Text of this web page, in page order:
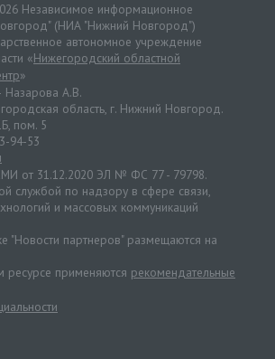
Независимое информационное
(НИА "Нижний Новгород")
автономное учреждение
«Нижегородский областной
»
Назарова А.В.
область, г. Нижний Новгород.
пом. 5
94-53
от 31.12.2020 ЭЛ № ФС 77 - 79798.
службой по надзору в сфере связи,
и массовых коммуникаций
"Новости партнеров" размещаются на
применяются рекомендательные